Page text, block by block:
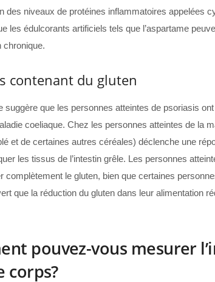
des niveaux de protéines inflammatoires appelées
les édulcorants artificiels tels que l’aspartame
chronique.
contenant du gluten
suggère que les personnes atteintes de psoriasis
coeliaque. Chez les personnes atteintes de la
et de certaines autres céréales) déclenche une
les tissus de l’intestin grêle. Les personnes
complètement le gluten, bien que certaines
que la réduction du gluten dans leur alimentation
pouvez-vous mesurer
corps?